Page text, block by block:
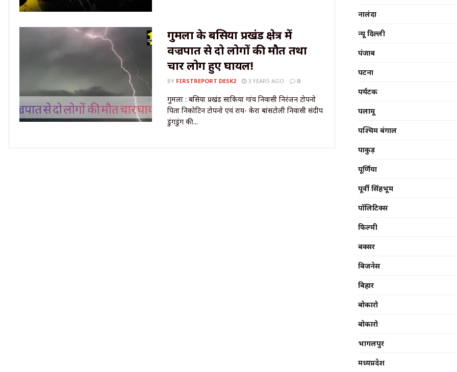
गुमला के बसिया प्रखंड क्षेत्र में
वज्रपात से दो लोगों की मौत तथा
चार लोग हुए घायल!
BY FIRSTREPORT DESK2 3 YEARS AGO 0
गुमला : बसिया प्रखंड साकिया गांव निवासी निरंजन टोपनो
पिता निकोटिन टोपनो एवं राय- केरा बांसटोली निवासी संदीप
डुंगडुंग की...
नालंदा
न्यू दिल्ली
पंजाब
पटना
पर्यटक
पलामू
पश्चिम बंगाल
पाकुड़
पूर्णिया
पूर्वी सिंहभूम
पॉलिटिक्स
फिल्मी
बक्सर
बिजनेस
बिहार
बोकारो
बोकारो
भागलपुर
मध्यप्रदेश